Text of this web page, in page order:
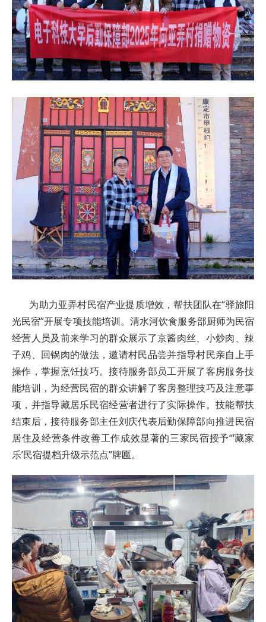
为助力亚弄村民宿产业提质增效，帮扶团队在“驿旅阳
光民宿”开展专项技能培训。清水河饮食服务部厨师为民宿
经营人员及前来学习的群众展示了京酱肉丝、小炒肉、辣
子鸡、回锅肉的做法，邀请村民品尝并指导村民亲自上手
操作，掌握烹饪技巧。接待服务部员工开展了客房服务技
能培训，为经营民宿的群众讲解了客房整理技巧及注意事
项，并指导藏居乐民宿经营者进行了实际操作。技能帮扶
结束后，接待服务部主任刘庆代表后勤保障部向推进民宿
居住及经营条件改善工作成效显著的三家民宿授予“‘藏家
乐’民宿提档升级示范点”牌匾。